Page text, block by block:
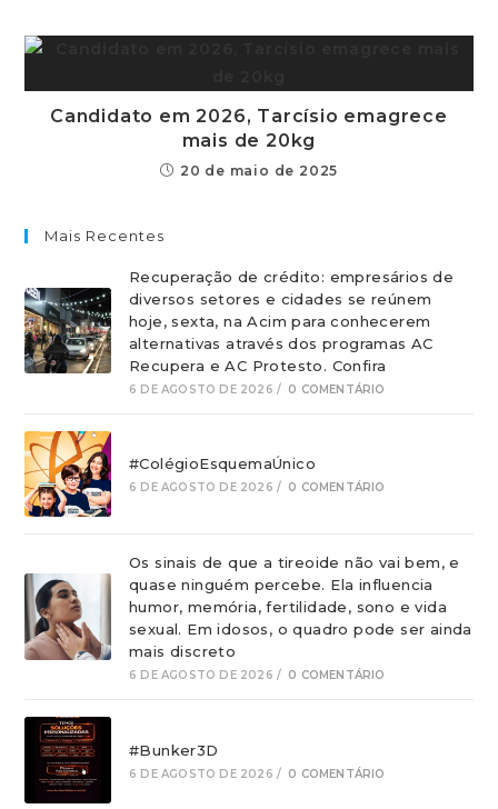
Candidato em 2026, Tarcísio emagrece
mais de 20kg
20 de maio de 2025
Mais Recentes
Recuperação de crédito: empresários de
diversos setores e cidades se reúnem
hoje, sexta, na Acim para conhecerem
alternativas através dos programas AC
Recupera e AC Protesto. Confira
6 DE AGOSTO DE 2026 / 0 COMENTÁRIO
#ColégioEsquemaÚnico
6 DE AGOSTO DE 2026 / 0 COMENTÁRIO
Os sinais de que a tireoide não vai bem, e
quase ninguém percebe. Ela influencia
humor, memória, fertilidade, sono e vida
sexual. Em idosos, o quadro pode ser ainda
mais discreto
6 DE AGOSTO DE 2026 / 0 COMENTÁRIO
#Bunker3D
6 DE AGOSTO DE 2026 / 0 COMENTÁRIO